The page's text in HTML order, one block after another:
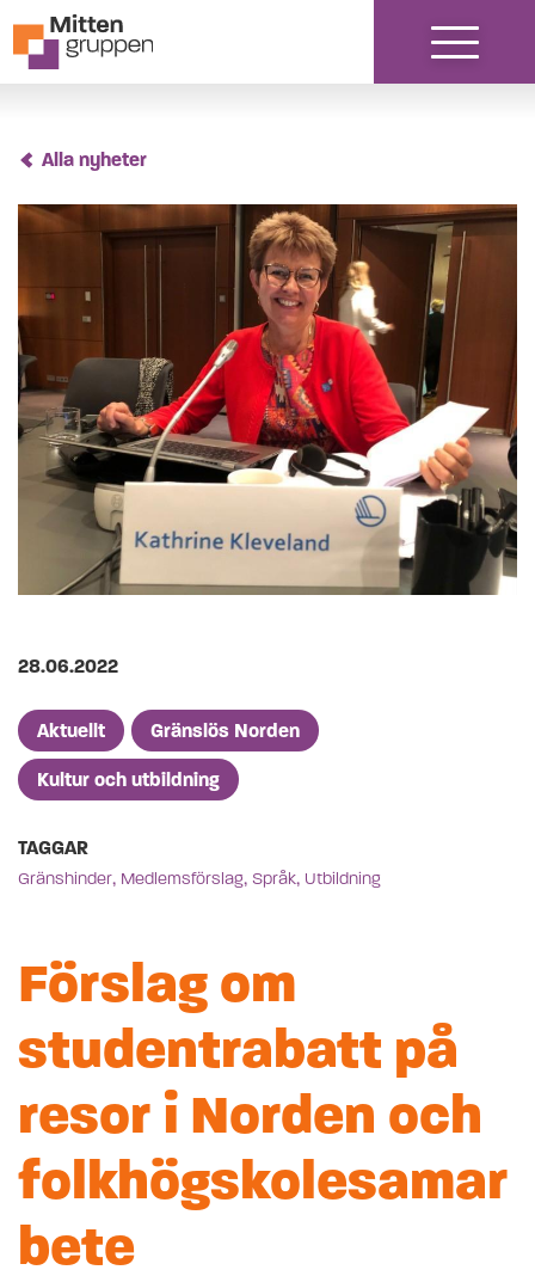
Hoppa till innehåll
Alla nyheter
Publicerad på
28.06.2022
Artikelkategorier
Aktuellt Gränslös Norden
Kultur och utbildning
TAGGAR
Gränshinder, Medlemsförslag, Språk, Utbildning
Förslag om
studentrabatt på
resor i Norden och
folkhögskolesamar
bete